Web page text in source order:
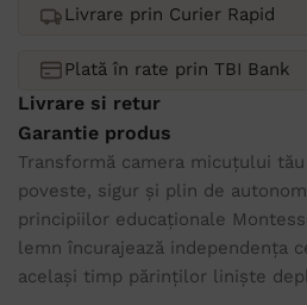
Livrare prin Curier Rapid
Plată în rate prin TBI Bank
Livrare si retur
Garantie produs
Transformă camera micuțului
poveste, sigur și plin de
principiilor educaționale
lemn încurajează independența
același timp părinților liniște